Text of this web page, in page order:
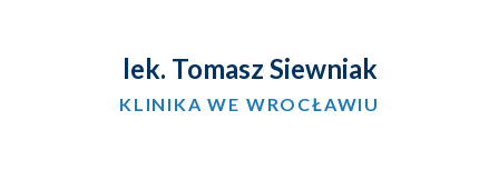
lek. Tomasz Siewniak
KLINIKA WE WROCŁAWIU